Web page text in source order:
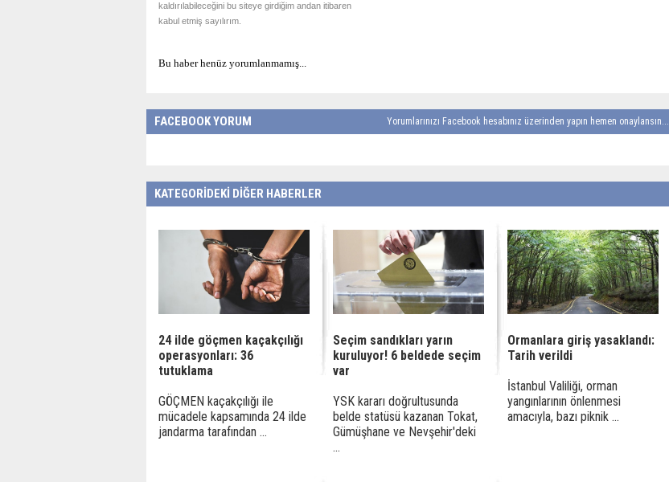
kaldırılabileceğini bu siteye girdiğim andan itibaren
kabul etmiş sayılırım.
Bu haber henüz yorumlanmamış...
FACEBOOK YORUM Yorumlarınızı Facebook hesabınız üzerinden yapın hemen onaylansın...
KATEGORİDEKİ DİĞER HABERLER
24 ilde göçmen kaçakçılığı
operasyonları: 36
tutuklama
GÖÇMEN kaçakçılığı ile
mücadele kapsamında 24 ilde
jandarma tarafından ...
Seçim sandıkları yarın
kuruluyor! 6 beldede seçim
var
YSK kararı doğrultusunda
belde statüsü kazanan Tokat,
Gümüşhane ve Nevşehir'deki
...
Ormanlara giriş yasaklandı:
Tarih verildi
İstanbul Valiliği, orman
yangınlarının önlenmesi
amacıyla, bazı piknik ...